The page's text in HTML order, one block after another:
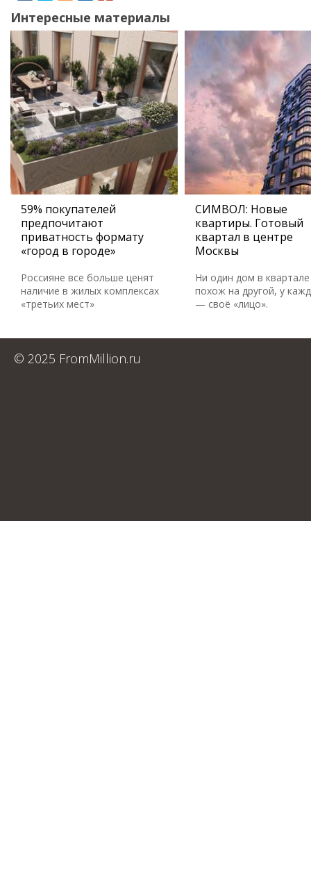
Интересные материалы
59% покупателей
предпочитают
приватность формату
«город в городе»
Россияне все больше ценят
наличие в жилых комплексах
«третьих мест»
СИМВОЛ: Новые
квартиры. Готовый
квартал в центре
Москвы
Ни один дом в
похож на другой, у
— своё «лицо».
© 2025 FromMillion.ru